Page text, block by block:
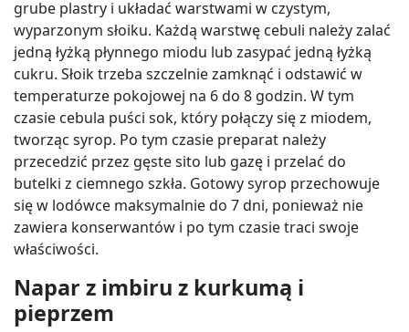
grube plastry i układać warstwami w czystym,
wyparzonym słoiku. Każdą warstwę cebuli należy zalać
jedną łyżką płynnego miodu lub zasypać jedną łyżką
cukru. Słoik trzeba szczelnie zamknąć i odstawić w
temperaturze pokojowej na 6 do 8 godzin. W tym
czasie cebula puści sok, który połączy się z miodem,
tworząc syrop. Po tym czasie preparat należy
przecedzić przez gęste sito lub gazę i przelać do
butelki z ciemnego szkła. Gotowy syrop przechowuje
się w lodówce maksymalnie do 7 dni, ponieważ nie
zawiera konserwantów i po tym czasie traci swoje
właściwości.
Napar z imbiru z kurkumą i
pieprzem